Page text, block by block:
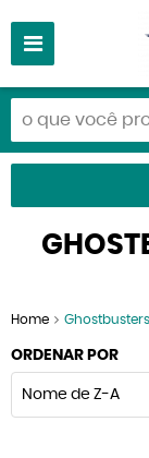
Home Ghostbusters
ORDENAR POR
Nome de Z-A